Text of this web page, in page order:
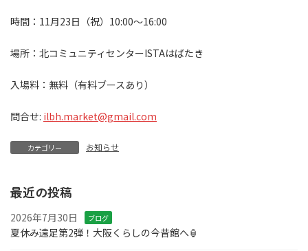
時間：11月23日（祝）10:00〜16:00
場所：北コミュニティセンターISTAはばたき
入場料：無料（有料ブースあり）
問合せ: ilbh.market@gmail.com
カテゴリー お知らせ
最近の投稿
2026年7月30日 ブログ
夏休み遠足第2弾！大阪くらしの今昔館へ🏮